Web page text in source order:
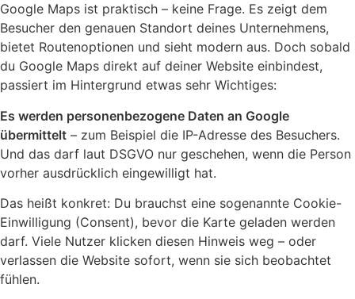
Google Maps ist praktisch – keine Frage. Es zeigt dem
Besucher den genauen Standort deines Unternehmens,
bietet Routenoptionen und sieht modern aus. Doch sobald
du Google Maps direkt auf deiner Website einbindest,
passiert im Hintergrund etwas sehr Wichtiges:
Es werden personenbezogene Daten an Google
übermittelt – zum Beispiel die IP-Adresse des Besuchers.
Und das darf laut DSGVO nur geschehen, wenn die Person
vorher ausdrücklich eingewilligt hat.
Das heißt konkret: Du brauchst eine sogenannte Cookie-
Einwilligung (Consent), bevor die Karte geladen werden
darf. Viele Nutzer klicken diesen Hinweis weg – oder
verlassen die Website sofort, wenn sie sich beobachtet
fühlen.